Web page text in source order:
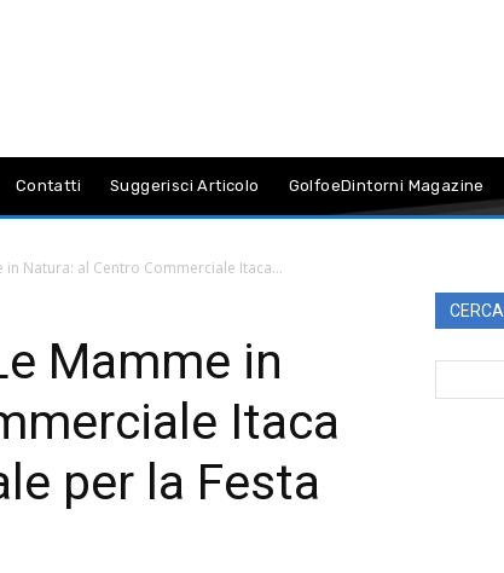
Contatti Suggerisci Articolo GolfoeDintorni Magazine
in Natura: al Centro Commerciale Itaca...
Mamme in
Itaca
per la Festa
CERCA